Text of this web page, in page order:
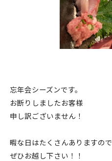
忘年会シーズンです。
お断りしましたお客様
申し訳ございません！
暇な日はたくさんありますので
ぜひお越し下さい！！